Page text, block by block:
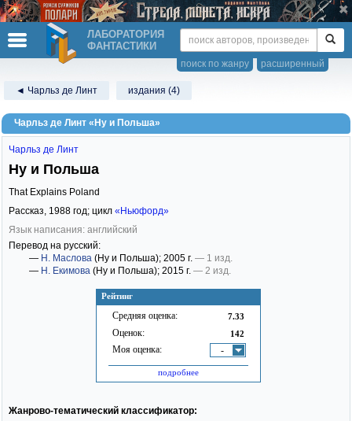
ЛАБОРАТОРИЯ
ФАНТАСТИКИ
расширенный
поиск по жанру
◄ Чарльз де Линт издания (4)
Чарльз де Линт «Ну и Польша»
Рейтинг
Средняя оценка: 7.33
Оценок: 142
Моя оценка: -
подробнее
Чарльз де Линт
Ну и Польша
That Explains Poland
Рассказ, 1988 год; цикл «Ньюфорд»
Язык написания: английский
Перевод на русский:
— Н. Маслова (Ну и Польша); 2005 г. — 1 изд.
— Н. Екимова (Ну и Польша); 2015 г. — 2 изд.
Жанрово-тематический классификатор: